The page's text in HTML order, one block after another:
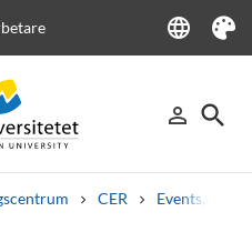
language
Language
Tema
person_outline
Logga in
search
Sök
CER Events,